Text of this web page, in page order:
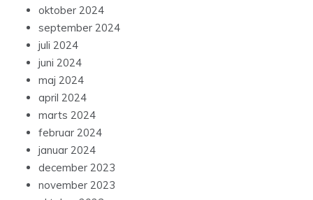
oktober 2024
september 2024
juli 2024
juni 2024
maj 2024
april 2024
marts 2024
februar 2024
januar 2024
december 2023
november 2023